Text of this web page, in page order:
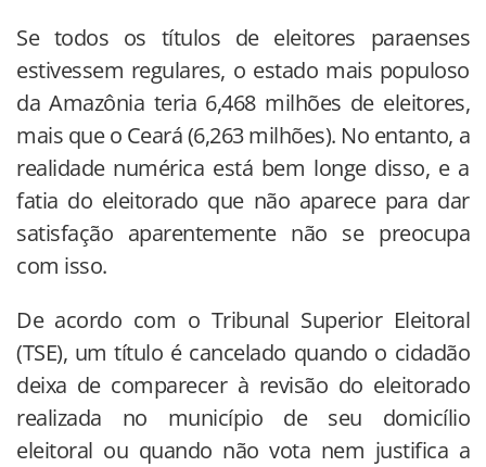
Se todos os títulos de eleitores paraenses
estivessem regulares, o estado mais populoso
da Amazônia teria 6,468 milhões de eleitores,
mais que o Ceará (6,263 milhões). No entanto, a
realidade numérica está bem longe disso, e a
fatia do eleitorado que não aparece para dar
satisfação aparentemente não se preocupa
com isso.
De acordo com o Tribunal Superior Eleitoral
(TSE), um título é cancelado quando o cidadão
deixa de comparecer à revisão do eleitorado
realizada no município de seu domicílio
eleitoral ou quando não vota nem justifica a